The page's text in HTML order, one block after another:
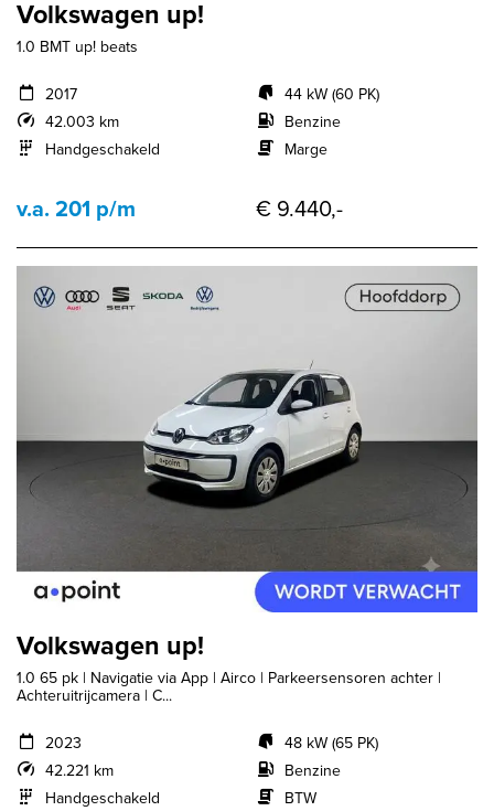
Volkswagen up!
1.0 BMT up! beats
2017
42.003 km
Handgeschakeld
44 kW (60 PK)
Benzine
Marge
v.a. 201 p/m € 9.440,-
Volkswagen up!
1.0 65 pk | Navigatie via App | Airco | Parkeersensoren achter |
Achteruitrijcamera | C...
2023
42.221 km
Handgeschakeld
48 kW (65 PK)
Benzine
BTW